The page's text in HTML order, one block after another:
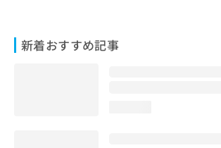
新着おすすめ記事